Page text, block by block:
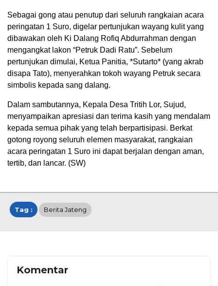
​Sebagai gong atau penutup dari seluruh rangkaian acara
peringatan 1 Suro, digelar pertunjukan wayang kulit yang
dibawakan oleh Ki Dalang Rofiq Abdurrahman dengan
mengangkat lakon “Petruk Dadi Ratu”. Sebelum
pertunjukan dimulai, Ketua Panitia, *Sutarto* (yang akrab
disapa Tato), menyerahkan tokoh wayang Petruk secara
simbolis kepada sang dalang.
​Dalam sambutannya, Kepala Desa Tritih Lor, Sujud,
menyampaikan apresiasi dan terima kasih yang mendalam
kepada semua pihak yang telah berpartisipasi. Berkat
gotong royong seluruh elemen masyarakat, rangkaian
acara peringatan 1 Suro ini dapat berjalan dengan aman,
tertib, dan lancar. (SW)
Tag : Berita Jateng
Komentar